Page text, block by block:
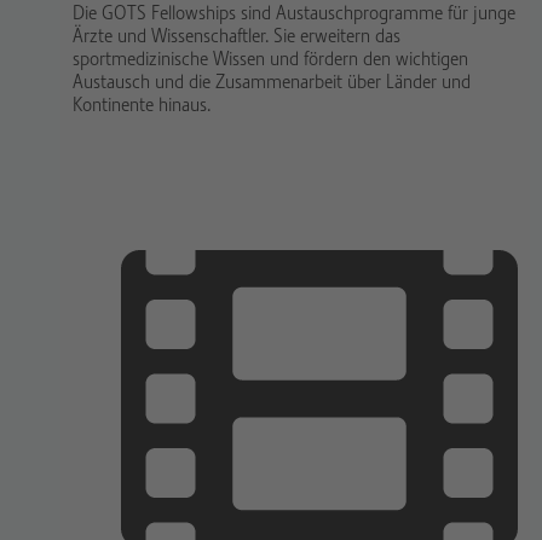
Die GOTS Fellowships sind Austauschprogramme für junge
Ärzte und Wissenschaftler. Sie erweitern das
sportmedizinische Wissen und fördern den wichtigen
Austausch und die Zusammenarbeit über Länder und
Kontinente hinaus.